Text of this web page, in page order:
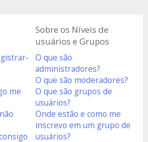
me
Sobre os Níveis de
usuários e Grupos
O que são
administradores?
O que são moderadores?
O que são grupos de
usuários?
Onde estão e como me
inscrevo em um grupo de
usuários?